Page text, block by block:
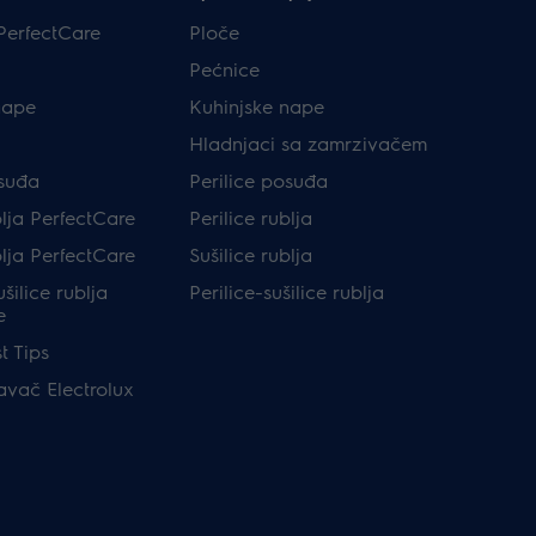
PerfectCare
PerfectCare
rublja
Tips
Electrolux
Ploče
Pećnice
Kuhinjske nape
Hladnjaci sa zamrzivačem
Perilice posuđa
Perilice rublja
Sušilice rublja
Perilice-sušilice rublja